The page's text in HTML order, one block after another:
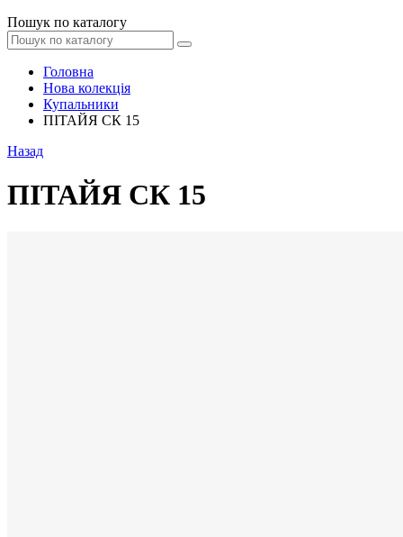
Пошук по каталогу
Головна
Нова колекція
Купальники
ПІТАЙЯ СК 15
Назад
ПІТАЙЯ СК 15